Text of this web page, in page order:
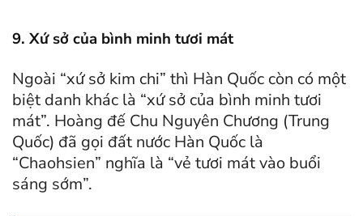
9. Xứ sở của bình minh tươi mát
Ngoài “xứ sở kim chi” thì Hàn Quốc còn có một
biệt danh khác là “xứ sở của bình minh tươi
mát”. Hoàng đế Chu Nguyên Chương (Trung
Quốc) đã gọi đất nước Hàn Quốc là
“Chaohsien” nghĩa là “vẻ tươi mát vào buổi
sáng sớm”.